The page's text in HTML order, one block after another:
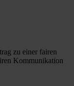
zu einer fairen
Kommunikation